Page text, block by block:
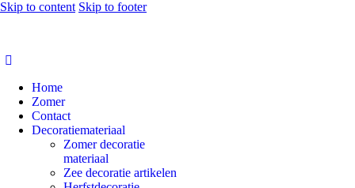
Skip to content Skip to footer
Home
Zomer
Contact
Decoratiemateriaal
Zomer decoratie
materiaal
Zee decoratie artikelen